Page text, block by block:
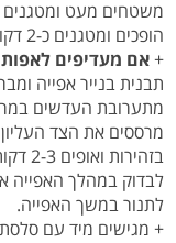
הופכים ומטגנים כ-2 דקות נוספות. מוציאים לנייר סופג.
+אם מעדיפים
תבנית בנייר אפייה
מתערובת העדשים
לבדוק במהלך האפייה
לתנור במשך האפייה.
+ מגישים מיד עם סלסת